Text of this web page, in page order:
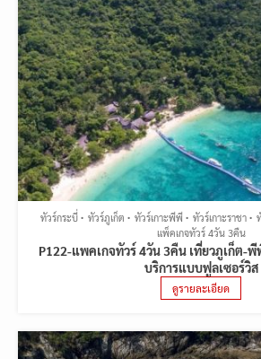
ทัวร์กระบี่ ทัวร์ภูเก็ต ทัวร์เกาะพีพี ทัวร์เกาะราชา
แพ็คเกจทัวร์ 4วัน 3คืน
P122-แพคเกจทัวร์ 4วัน 3คืน เที่ยวภูเก็ต-พี
บริการแบบฟูลเซอร์วิส
ดูรายละเอียด